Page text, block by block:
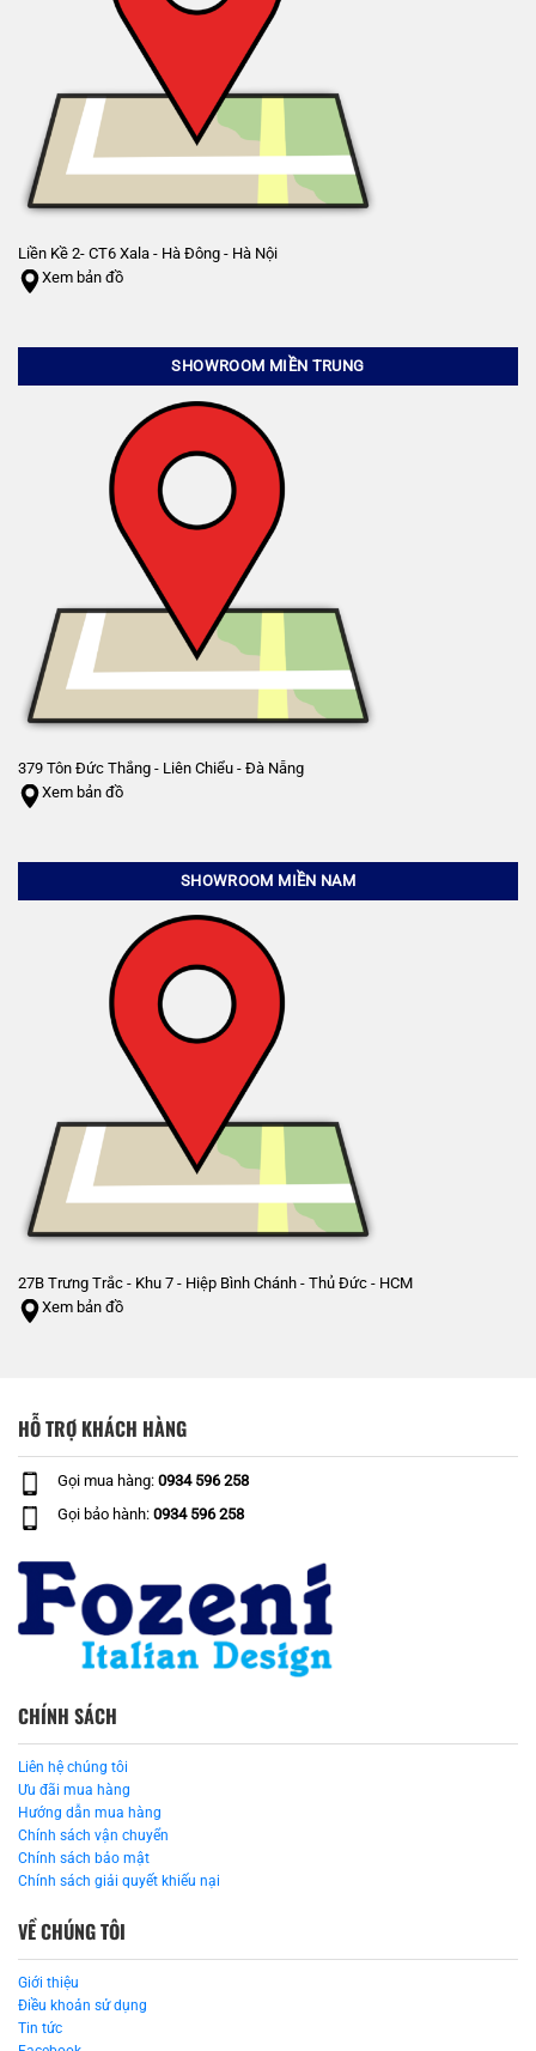
Liền Kề 2- CT6 Xala - Hà Đông - Hà Nội
Xem bản đồ
SHOWROOM MIỀN TRUNG
379 Tôn Đức Thắng - Liên Chiểu - Đà Nẵng
Xem bản đồ
SHOWROOM MIỀN NAM
27B Trưng Trắc - Khu 7 - Hiệp Bình Chánh - Thủ Đức - HCM
Xem bản đồ
HỖ TRỢ KHÁCH HÀNG
Gọi mua hàng: 0934 596 258
Gọi bảo hành: 0934 596 258
CHÍNH SÁCH
Liên hệ chúng tôi
Ưu đãi mua hàng
Hướng dẫn mua hàng
Chính sách vận chuyển
Chính sách bảo mật
Chính sách giải quyết khiếu nại
VỀ CHÚNG TÔI
Giới thiệu
Điều khoản sử dụng
Tin tức